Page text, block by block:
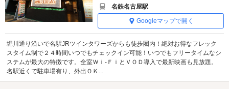
名鉄名古屋駅
Googleマップで開く
堀川通り沿いで名駅JRツインタワーズからも徒歩圏内！絶対お得なフレック
スタイム制で２４時間いつでもチェックイン可能！いつでもフリータイムなシ
ステムが最大の特徴です。全室Ｗｉ-ＦｉとＶＯＤ導入で最新映画も見放題。
名駅近くで駐車場有り、外出ＯＫ...